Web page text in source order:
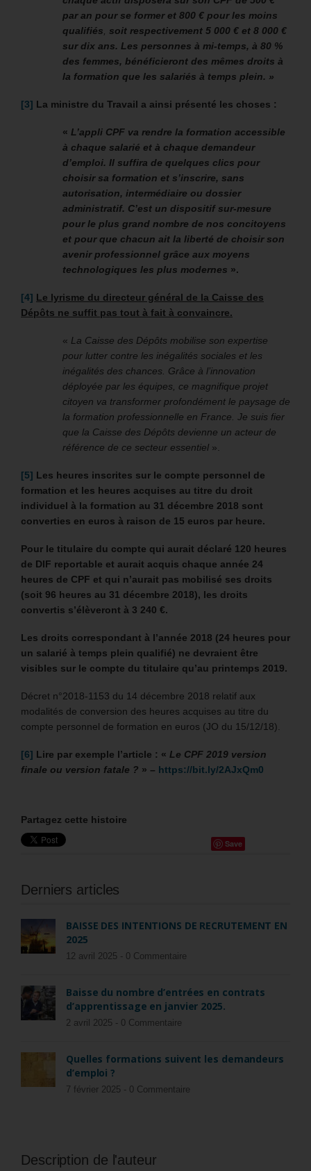
par an pour se former et 800 € pour les moins
qualifiés soit respectivement 5 000 € et 8 000 €
sur dix ans. Les personnes à mi-temps, à 80 %
des femmes, bénéficieront des mêmes droits à
la formation que les salariés à temps plein. »
[3] La ministre du Travail a ainsi présenté les choses :
« L’appli CPF va rendre la formation accessible
à chaque salarié et à chaque demandeur
d’emploi. Il suffira de quelques clics pour
choisir sa formation et s’inscrire, sans
autorisation, intermédiaire ou dossier
administratif. C’est un dispositif sur-mesure
pour le plus grand nombre de nos concitoyens
et pour que chacun ait la liberté de choisir son
avenir professionnel grâce aux moyens
technologiques les plus modernes ».
[4] Le lyrisme du directeur général de la Caisse des
Dépôts ne suffit pas tout à fait à convaincre.
« La Caisse des Dépôts mobilise son expertise
pour lutter contre les inégalités sociales et les
inégalités des chances. Grâce à l’innovation
déployée par les équipes, ce magnifique projet
citoyen va transformer profondément le paysage de
la formation professionnelle en France. Je suis fier
que la Caisse des Dépôts devienne un acteur de
référence de ce secteur essentiel ».
[5] Les heures inscrites sur le compte personnel de
formation et les heures acquises au titre du droit
individuel à la formation au 31 décembre 2018 sont
converties en euros à raison de 15 euros par heure.
Pour le titulaire du compte qui aurait déclaré 120 heures
de DIF reportable et aurait acquis chaque année 24
heures de CPF et qui n’aurait pas mobilisé ses droits
(soit 96 heures au 31 décembre 2018), les droits
convertis s’élèveront à 3 240 €.
Les droits correspondant à l’année 2018 (24 heures pour
un salarié à temps plein qualifié) ne devraient être
visibles sur le compte du titulaire qu’au printemps 2019.
Décret n°2018-1153 du 14 décembre 2018 relatif aux
modalités de conversion des heures acquises au titre du
compte personnel de formation en euros (JO du 15/12/18).
[6] Lire par exemple l’article : « Le CPF 2019 version
finale ou version fatale ? » – https://bit.ly/2AJxQm0
Partagez cette histoire
Save
Derniers articles
BAISSE DES INTENTIONS DE RECRUTEMENT EN
2025
12 avril 2025 - 0 Commentaire
Baisse du nombre d’entrées en contrats
d’apprentissage en janvier 2025.
2 avril 2025 - 0 Commentaire
Quelles formations suivent les demandeurs
d’emploi ?
7 février 2025 - 0 Commentaire
Description de l'auteur